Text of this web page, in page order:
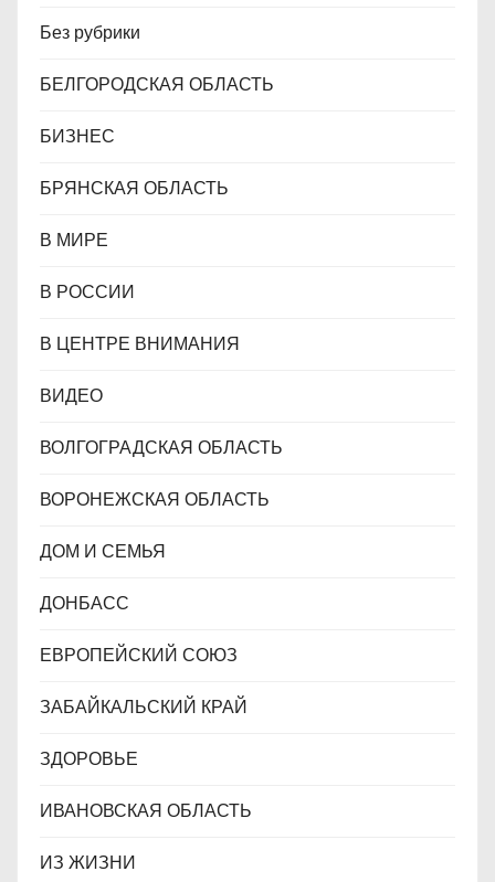
Без рубрики
БЕЛГОРОДСКАЯ ОБЛАСТЬ
БИЗНЕС
БРЯНСКАЯ ОБЛАСТЬ
В МИРЕ
В РОССИИ
В ЦЕНТРЕ ВНИМАНИЯ
ВИДЕО
ВОЛГОГРАДСКАЯ ОБЛАСТЬ
ВОРОНЕЖСКАЯ ОБЛАСТЬ
ДОМ И СЕМЬЯ
ДОНБАСС
ЕВРОПЕЙСКИЙ СОЮЗ
ЗАБАЙКАЛЬСКИЙ КРАЙ
ЗДОРОВЬЕ
ИВАНОВСКАЯ ОБЛАСТЬ
ИЗ ЖИЗНИ